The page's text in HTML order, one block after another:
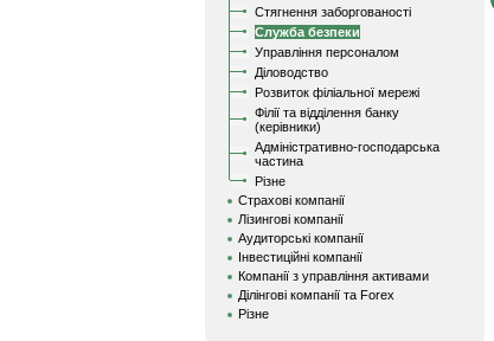
Стягнення заборгованості
Служба безпеки
Управління персоналом
Діловодство
Розвиток філіальної мережі
Філії та відділення банку
(керівники)
Адміністративно-господарська
частина
Різне
Страхові компанії
Лізингові компанії
Аудиторські компанії
Інвестиційні компанії
Компанії з управління активами
Ділінгові компанії та Forex
Різне